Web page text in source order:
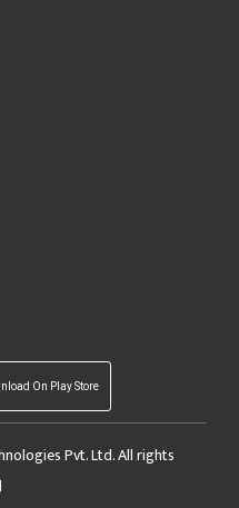
On Play Store
Pvt. Ltd. All rights